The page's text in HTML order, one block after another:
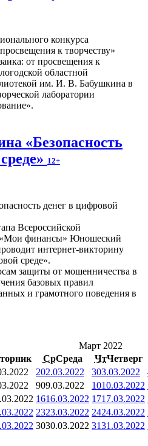
от просвещения к
областной
им. И. В. Бабушкина в
лаборатории
«Безопасность
12+
Всероссийской
«Мои финансы» Юношеский
интернет-викторину
среде».
защиты от мошенничества в
базовых правил
и грамотного поведения в
Март 2022
СрСреда ЧтЧетверг
202.03.2022 303.03.2022
909.03.2022 1010.03.2022
1616.03.2022 1717.03.2022
2323.03.2022 2424.03.2022
3030.03.2022 3131.03.2022